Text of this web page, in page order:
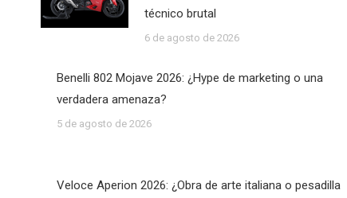
técnico brutal
6 de agosto de 2026
Benelli 802 Mojave 2026: ¿Hype de marketing o una
verdadera amenaza?
5 de agosto de 2026
Veloce Aperion 2026: ¿Obra de arte italiana o pesadilla